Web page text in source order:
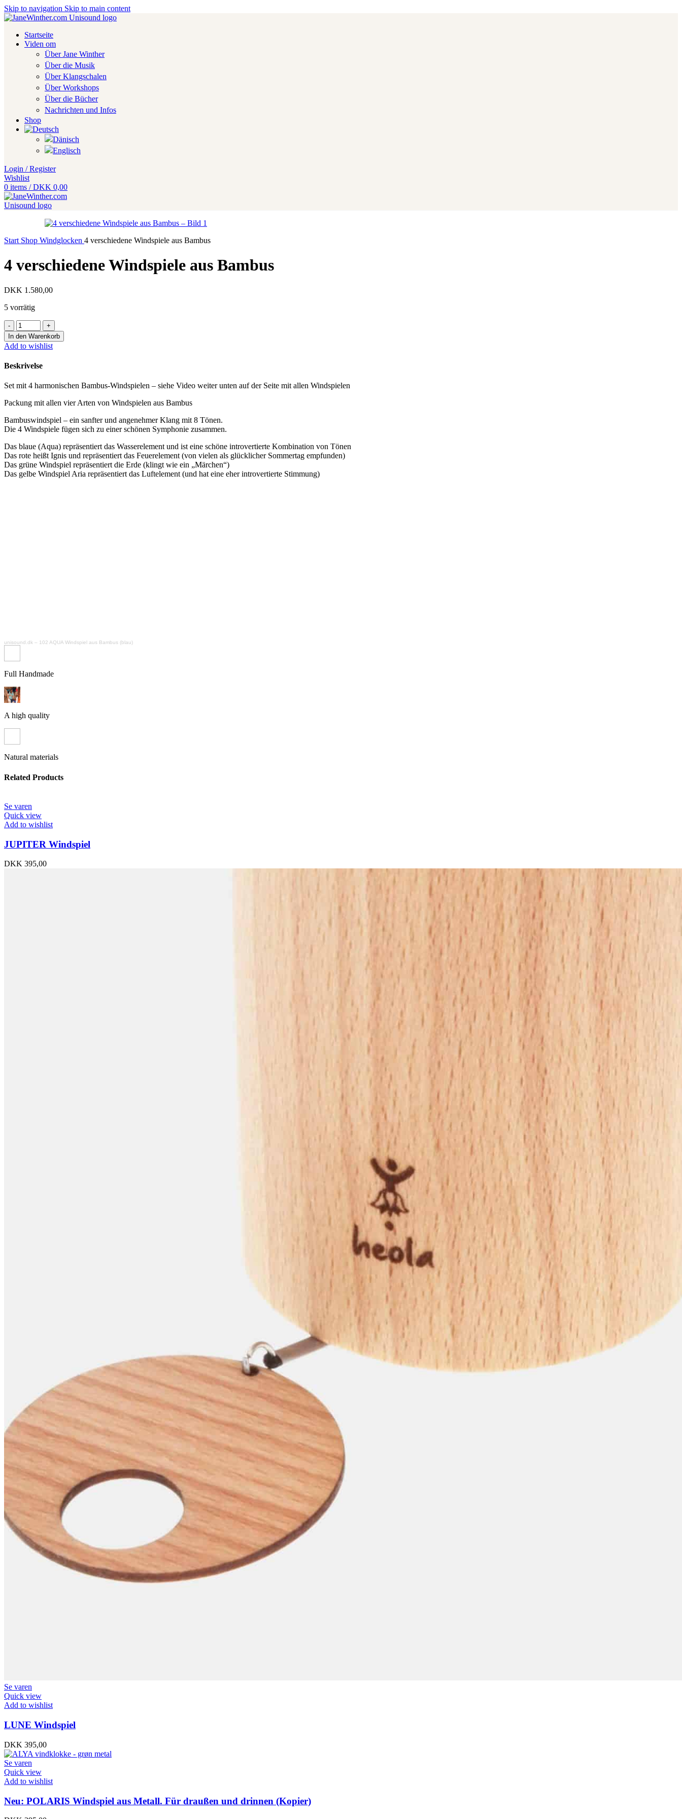
Skip to navigation Skip to main content
Startseite
Viden om
Über Jane Winther
Über die Musik
Über Klangschalen
Über Workshops
Über die Bücher
Nachrichten und Infos
Shop
Login / Register
Wishlist
0 items / DKK 0,00
Start Shop Windglocken 4 verschiedene Windspiele aus Bambus
4 verschiedene Windspiele aus Bambus
DKK 1.580,00
5 vorrätig
4
verschiedene
Windspiele
aus
Bambus
Menge
In den Warenkorb
Add to wishlist
Beskrivelse
Set mit 4 harmonischen Bambus-Windspielen – siehe Video weiter unten auf der Seite mit allen Windspielen
Packung mit allen vier Arten von Windspielen aus Bambus
Bambuswindspiel – ein sanfter und angenehmer Klang mit 8 Tönen.
Die 4 Windspiele fügen sich zu einer schönen Symphonie zusammen.
Das blaue (Aqua) repräsentiert das Wasserelement und ist eine schöne introvertierte Kombination von Tönen
Das rote heißt Ignis und repräsentiert das Feuerelement (von vielen als glücklicher Sommertag empfunden)
Das grüne Windspiel repräsentiert die Erde (klingt wie ein „Märchen“)
Das gelbe Windspiel Aria repräsentiert das Luftelement (und hat eine eher introvertierte Stimmung)
unisound.dk – 102 AQUA Windspiel aus Bambus (blau)
Full Handmade
A high quality
Natural materials
Related Products
Se varen
Quick view
Add to wishlist
JUPITER Windspiel
DKK 395,00
Se varen
Quick view
Add to wishlist
LUNE Windspiel
DKK 395,00
Se varen
Quick view
Add to wishlist
Neu: POLARIS Windspiel aus Metall. Für draußen und drinnen (Kopier)